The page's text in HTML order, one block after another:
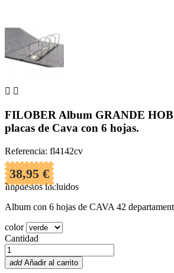
 
FILOBER Album GRANDE
placas de Cava con 6 hojas.
Referencia: fl4142cv
38,95 €
Impuestos incluidos
Album con 6 hojas de CAVA 42
color
Cantidad
add Añadir al carrito